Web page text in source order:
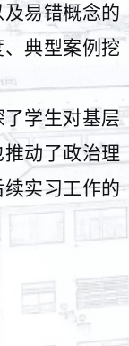
易错概念的
典型案例挖
了学生对基层
动了政治理
实习工作的